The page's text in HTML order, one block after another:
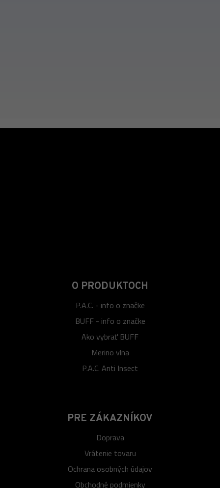
O PRODUKTOCH
P.A.C. - info o značke
BUFF - info o značke
Ako vybrať BUFF
Merino vlna
P.A.C. Anti Insect
PRE ZÁKAZNÍKOV
Doprava
Vrátenie tovaru
Ochrana osobných údajov
Obchodné podmienky